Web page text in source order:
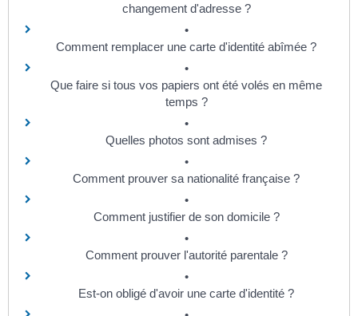
changement d'adresse ?
Comment remplacer une carte d'identité abîmée ?
Que faire si tous vos papiers ont été volés en même
temps ?
Quelles photos sont admises ?
Comment prouver sa nationalité française ?
Comment justifier de son domicile ?
Comment prouver l'autorité parentale ?
Est-on obligé d'avoir une carte d'identité ?